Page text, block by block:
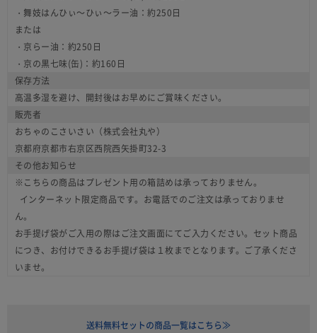
・舞妓はんひぃ～ひぃ～ラー油：約250日
または
・京らー油：約250日
・京の黒七味(缶)：約160日
保存方法
高温多湿を避け、開封後はお早めにご賞味ください。
販売者
おちゃのこさいさい（株式会社丸や）
京都府京都市右京区西院西矢掛町32-3
その他お知らせ
※こちらの商品はプレゼント用の箱詰めは承っておりません。
インターネット限定商品です。お電話でのご注文は承っておりませ
ん。
お手提げ袋がご入用の際はご注文画面にてご入力ください。セット商品
につき、お付けできるお手提げ袋は１枚までとなります。ご了承くださ
いませ。
送料無料セットの商品一覧はこちら≫